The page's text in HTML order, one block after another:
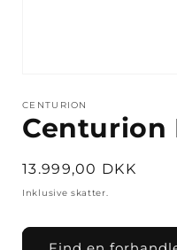
1
i
modus
CENTURION
Centurion
Normalpris
13.999,00 DKK
Inklusive skatter.